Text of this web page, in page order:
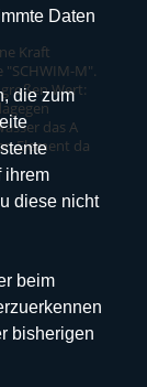
Daten
die zum
ihrem
diese nicht
beim
bisherigen
Kraft
M".
Wert:
das A
Element da